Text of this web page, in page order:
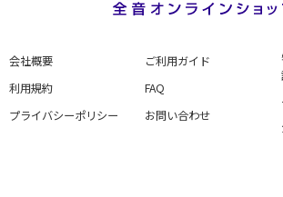
会社概要
利用規約
プライバシーポリシー
ご利用ガイド
FAQ
お問い合わせ